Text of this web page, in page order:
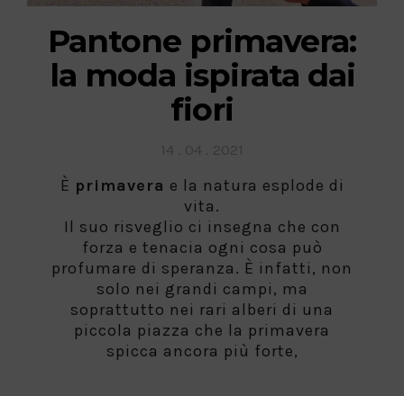
Pantone primavera:
la moda ispirata dai
fiori
È primavera e la natura esplode di
vita.
Il suo risveglio ci insegna che con
forza e tenacia ogni cosa può
profumare di speranza. È infatti, non
solo nei grandi campi, ma
soprattutto nei rari alberi di una
piccola piazza che la primavera
spicca ancora più forte,